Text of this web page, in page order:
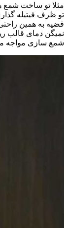
مثلا تو ساخت شمع
تو ظرف فیتیله
قضیه به همین
نمیگن دمای قالب
شمع سازی مواجه